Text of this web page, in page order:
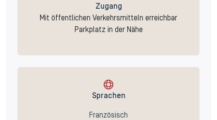
Zugang
Mit öffentlichen Verkehrsmitteln erreichbar
Parkplatz in der Nähe
Sprachen
Französisch